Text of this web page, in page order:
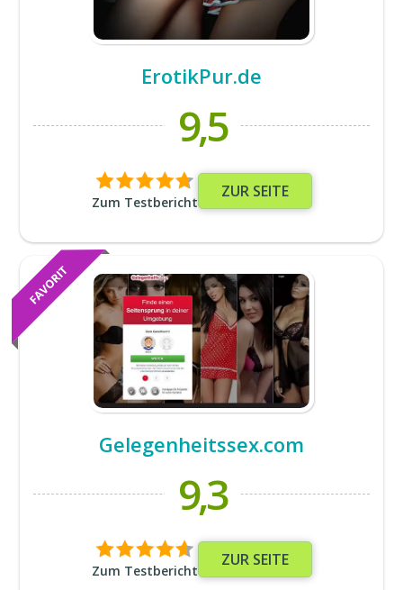
ErotikPur.de
9,5
Zum Testbericht
ZUR SEITE
Gelegenheitssex.com
9,3
Zum Testbericht
ZUR SEITE